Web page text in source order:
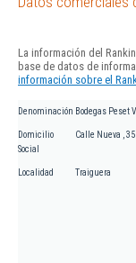
La información del
base de datos de
información sobre el
Denominación Bodegas Peset
Domicilio
Social
Calle Nueva , 35
Localidad Traiguera